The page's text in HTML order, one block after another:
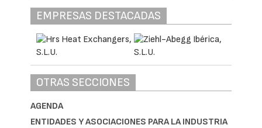
EMPRESAS DESTACADAS
OTRAS SECCIONES
AGENDA
ENTIDADES Y ASOCIACIONES PARA LA INDUSTRIA